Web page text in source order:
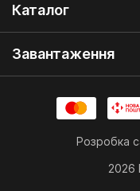
Каталог
Завантаження
2026
Розробка